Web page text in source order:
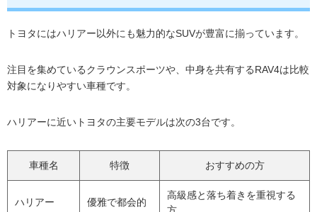
トヨタにはハリアー以外にも魅力的なSUVが豊富に揃っています。
注目を集めているクラウンスポーツや、中身を共有するRAV4は比較
対象になりやすい車種です。
ハリアーに近いトヨタの主要モデルは次の3台です。
車種名 特徴 おすすめの方
ハリアー 優雅で都会的
高級感と落ち着きを重視する
方